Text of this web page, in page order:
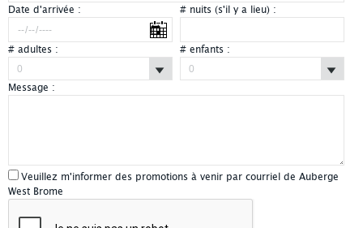
Date d'arrivée : # nuits (s'il y a lieu) :
# adultes : # enfants :
Message :
Veuillez m'informer des promotions à venir par courriel de Auberge
West Brome